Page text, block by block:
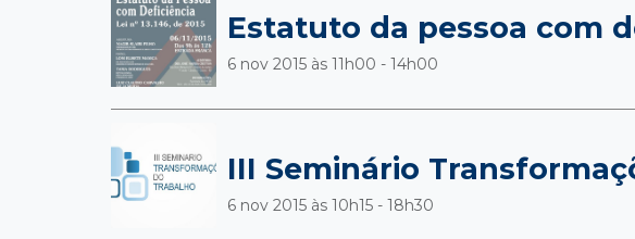
Estatuto da pessoa com
6 nov 2015 às 11h00 - 14h00
III Seminário
6 nov 2015 às 10h15 - 18h30